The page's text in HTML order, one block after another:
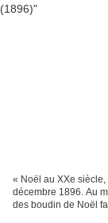
« Noël au XXe
décembre 1896. Au
des boudin de Noël